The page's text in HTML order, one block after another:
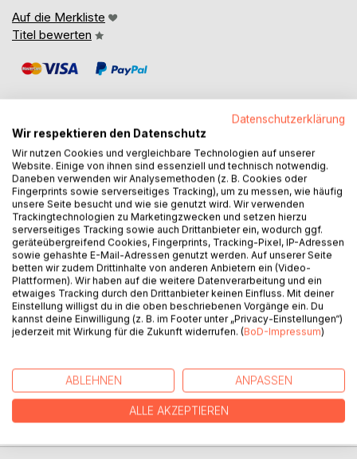
Auf die Merkliste
Titel bewerten
BESCHREIBUNG
Die Journalistin Rebecca Sattler erhält den Auftrag, ein
Interview mit dem medienscheuen Schriftsteller Gerald
Piller zu führen.
Mit großer Skepsis macht sie sich an die Arbeit, nicht
ahnend, dass diese Begegnung ihr gesamtes Leben
verändern wird.
Romantische Schauplätze, Treffen voller erotischer
Leidenschaft und intellektuelle Herausforderungen werden
prägend in dieser neuen Beziehung.
AUTOR/IN
PRESSESTIMMEN
Datenschutzerklärung
Wir respektieren den Datenschutz
Wir nutzen Cookies und vergleichbare Technologien auf unserer
Website. Einige von ihnen sind essenziell und technisch notwendig.
Daneben verwenden wir Analysemethoden (z. B. Cookies oder
Fingerprints sowie serverseitiges Tracking), um zu messen, wie häufig
unsere Seite besucht und wie sie genutzt wird. Wir verwenden
Trackingtechnologien zu Marketingzwecken und setzen hierzu
serverseitiges Tracking sowie auch Drittanbieter ein, wodurch ggf.
geräteübergreifend Cookies, Fingerprints, Tracking-Pixel, IP-Adressen
sowie gehashte E-Mail-Adressen genutzt werden. Auf unserer Seite
betten wir zudem Drittinhalte von anderen Anbietern ein (Video-
Plattformen). Wir haben auf die weitere Datenverarbeitung und ein
etwaiges Tracking durch den Drittanbieter keinen Einfluss. Mit deiner
Einstellung willigst du in die oben beschriebenen Vorgänge ein. Du
kannst deine Einwilligung (z. B. im Footer unter „Privacy-Einstellungen“)
jederzeit mit Wirkung für die Zukunft widerrufen. (BoD-Impressum)
ABLEHNEN ANPASSEN
ALLE AKZEPTIEREN